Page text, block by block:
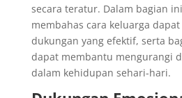
secara teratur. Dalam bagian
membahas cara keluarga
dukungan yang efektif, serta
dapat membantu mengurangi
dalam kehidupan sehari-hari.